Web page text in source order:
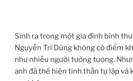
Sinh ra trong một gia đình bình
Nguyễn Trí Dũng không có điểm
như nhiều người tưởng tượng.
anh đã thể hiện tinh thần tự lập và